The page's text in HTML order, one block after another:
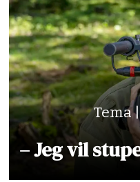
Tema
– Jeg vil